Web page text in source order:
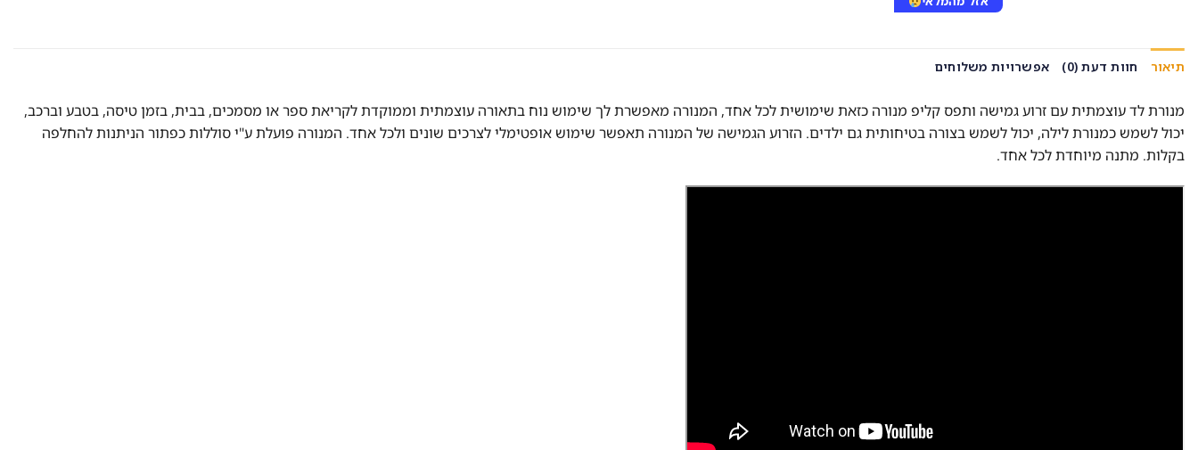
תיאור חוות דעת (0) אפשרויות משלוחים
מנורת לד עוצמתית עם זרוע גמישה ותפס קליפ מנורה כזאת שימושית לכל אחד, המנורה מאפשרת לך שימוש נוח בתאורה עוצמתית וממוקדת לקריאת ספר או מסמכים, בבית, בזמן טיסה, בטבע וברכב,
יכול לשמש כמנורת לילה, יכול לשמש בצורה בטיחותית גם ילדים. הזרוע הגמישה של המנורה תאפשר שימוש אופטימלי לצרכים שונים ולכל אחד. המנורה פועלת ע"י סוללות כפתור הניתנות להחלפה
בקלות. מתנה מיוחדת לכל אחד.